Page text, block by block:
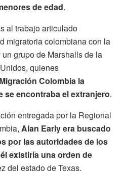
de edad.
al trabajo articulado
migratoria colombiana con la
grupo de Marshalls de la
quienes
Colombia la
encontraba el extranjero.
entregada por la Regional
Alan Early era buscado
por las autoridades de los
existiría una orden de
del estado de Texas.